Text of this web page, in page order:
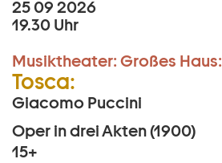
25 09 2026
19.30 Uhr
Musiktheater: Großes Haus:
Tosca:
Giacomo Puccini
Oper in drei Akten (1900)
15+